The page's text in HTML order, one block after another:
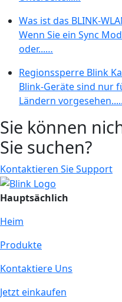
Was ist das BLINK-
Wenn Sie ein Sync
oder...…
Regionssperre Blink
Blink-Geräte sind nur
Ländern
Sie können
Sie suchen?
Kontaktieren Sie Support
Hauptsächlich
Heim
Produkte
Kontaktiere Uns
Jetzt einkaufen